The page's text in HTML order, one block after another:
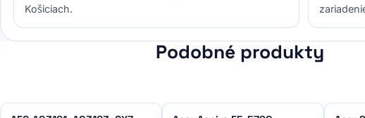
Košiciach.
Podobné produkty